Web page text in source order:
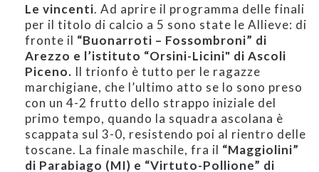
Le vincenti. Ad aprire il programma delle finali
per il titolo di calcio a 5 sono state le Allieve: di
fronte il “Buonarroti – Fossombroni” di
Arezzo e l’istituto “Orsini-Licini" di Ascoli
Piceno. Il trionfo è tutto per le ragazze
marchigiane, che l’ultimo atto se lo sono preso
con un 4-2 frutto dello strappo iniziale del
primo tempo, quando la squadra ascolana è
scappata sul 3-0, resistendo poi al rientro delle
toscane. La finale maschile, fra il “Maggiolini”
di Parabiago (MI) e “Virtuto-Pollione” di